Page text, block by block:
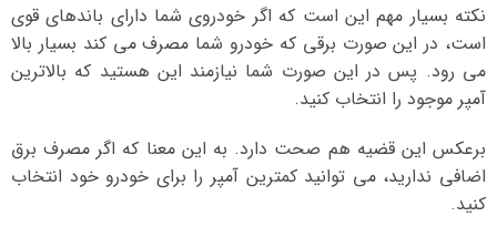
نکته بسیار مهم این است که اگر خودروی شما دارای باندهای قوی
است، در این صورت برقی که خودرو شما مصرف می کند بسیار بالا
می رود. پس در این صورت شما نیازمند این هستید که بالاترین
آمپر موجود را انتخاب کنید.
برعکس این قضیه هم صحت دارد. به این معنا که اگر مصرف برق
اضافی ندارید، می توانید کمترین آمپر را برای خودرو خود انتخاب
کنید.